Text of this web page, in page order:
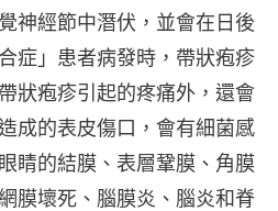
神經節中潛伏，並會在日後
症」患者病發時，帶狀疱疹
狀疱疹引起的疼痛外，還會
成的表皮傷口，會有細菌感
睛的結膜、表層鞏膜、角膜
膜壞死、腦膜炎、腦炎和脊